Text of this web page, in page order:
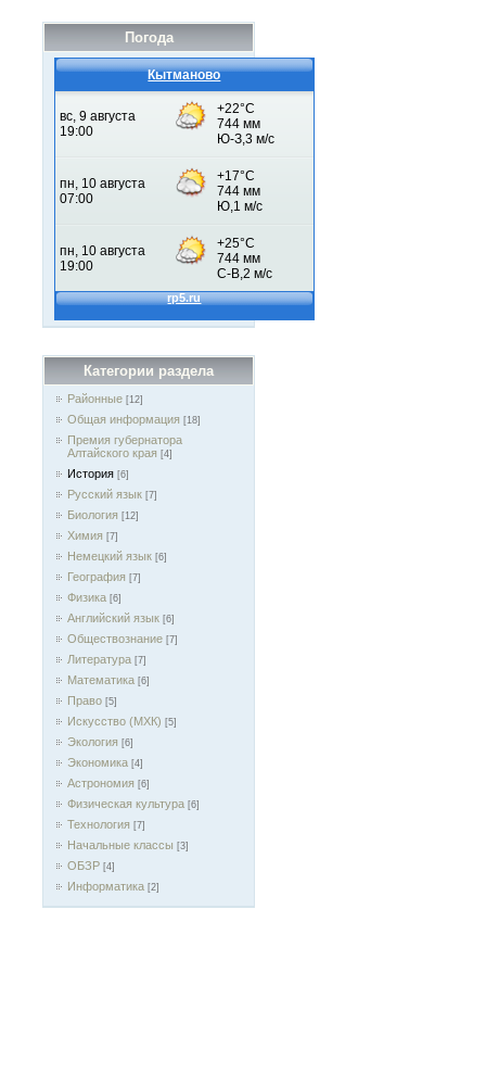
Погода
Кытманово
Категории раздела
Районные [12]
Общая информация [18]
Премия губернатора
Алтайского края [4]
История [6]
Русский язык [7]
Биология [12]
Химия [7]
Немецкий язык [6]
География [7]
Физика [6]
Английский язык [6]
Обществознание [7]
Литература [7]
Математика [6]
Право [5]
Искусство (МХК) [5]
Экология [6]
Экономика [4]
Астрономия [6]
Физическая культура [6]
Технология [7]
Начальные классы [3]
ОБЗР [4]
Информатика [2]